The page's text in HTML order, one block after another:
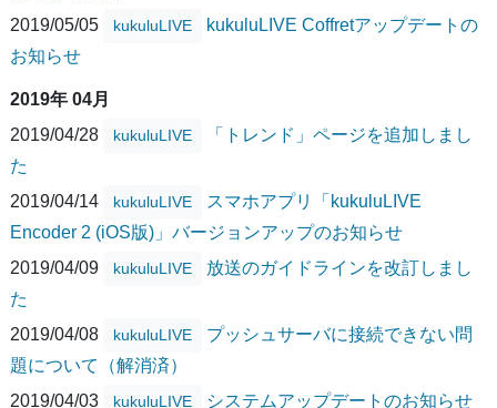
2019/05/05
kukuluLIVE
kukuluLIVE Coffretアップデートの
お知らせ
2019年 04月
2019/04/28
kukuluLIVE
「トレンド」ページを追加しまし
た
2019/04/14
kukuluLIVE
スマホアプリ「kukuluLIVE
Encoder 2 (iOS版)」バージョンアップのお知らせ
2019/04/09
kukuluLIVE
放送のガイドラインを改訂しまし
た
2019/04/08
kukuluLIVE
プッシュサーバに接続できない問
題について（解消済）
2019/04/03
kukuluLIVE システムアップデートのお知らせ